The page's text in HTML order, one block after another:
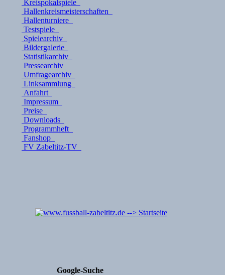
Kreispokalspiele
Hallenkreismeisterschaften
Hallenturniere
Testspiele
Spielearchiv
Bildergalerie
Statistikarchiv
Pressearchiv
Umfragearchiv
Linksammlung
Anfahrt
Impressum
Preise
Downloads
Programmheft
Fanshop
FV Zabeltitz-TV
Google-Suche